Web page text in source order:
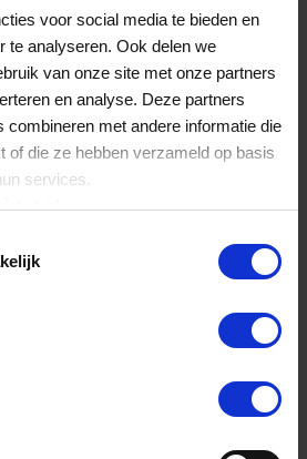
voor social media te bieden en
te analyseren. Ook delen we
van onze site met onze partners
en analyse. Deze partners
combineren met andere informatie die
of die ze hebben verzameld op basis
services.
saldo geldig?
op de VVV cadeaukaart
jaar geldig.
van je VVV